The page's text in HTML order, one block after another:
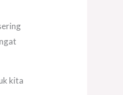
kita